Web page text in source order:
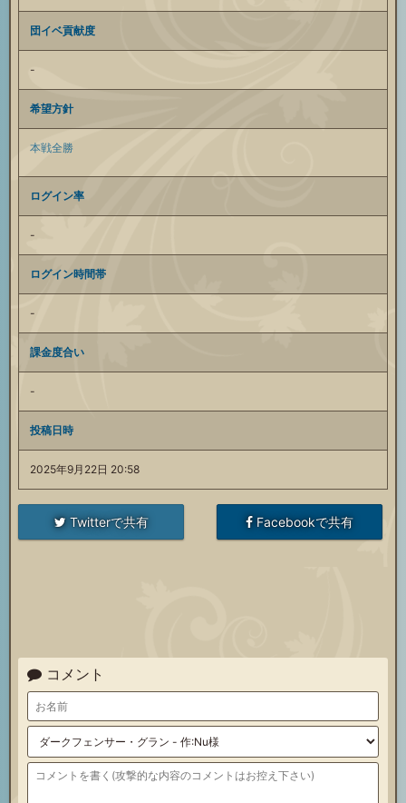
団イベ貢献度
-
希望方針
本戦全勝
ログイン率
-
ログイン時間帯
-
課金度合い
-
投稿日時
2025年9月22日 20:58
Twitterで共有 Facebookで共有
コメント